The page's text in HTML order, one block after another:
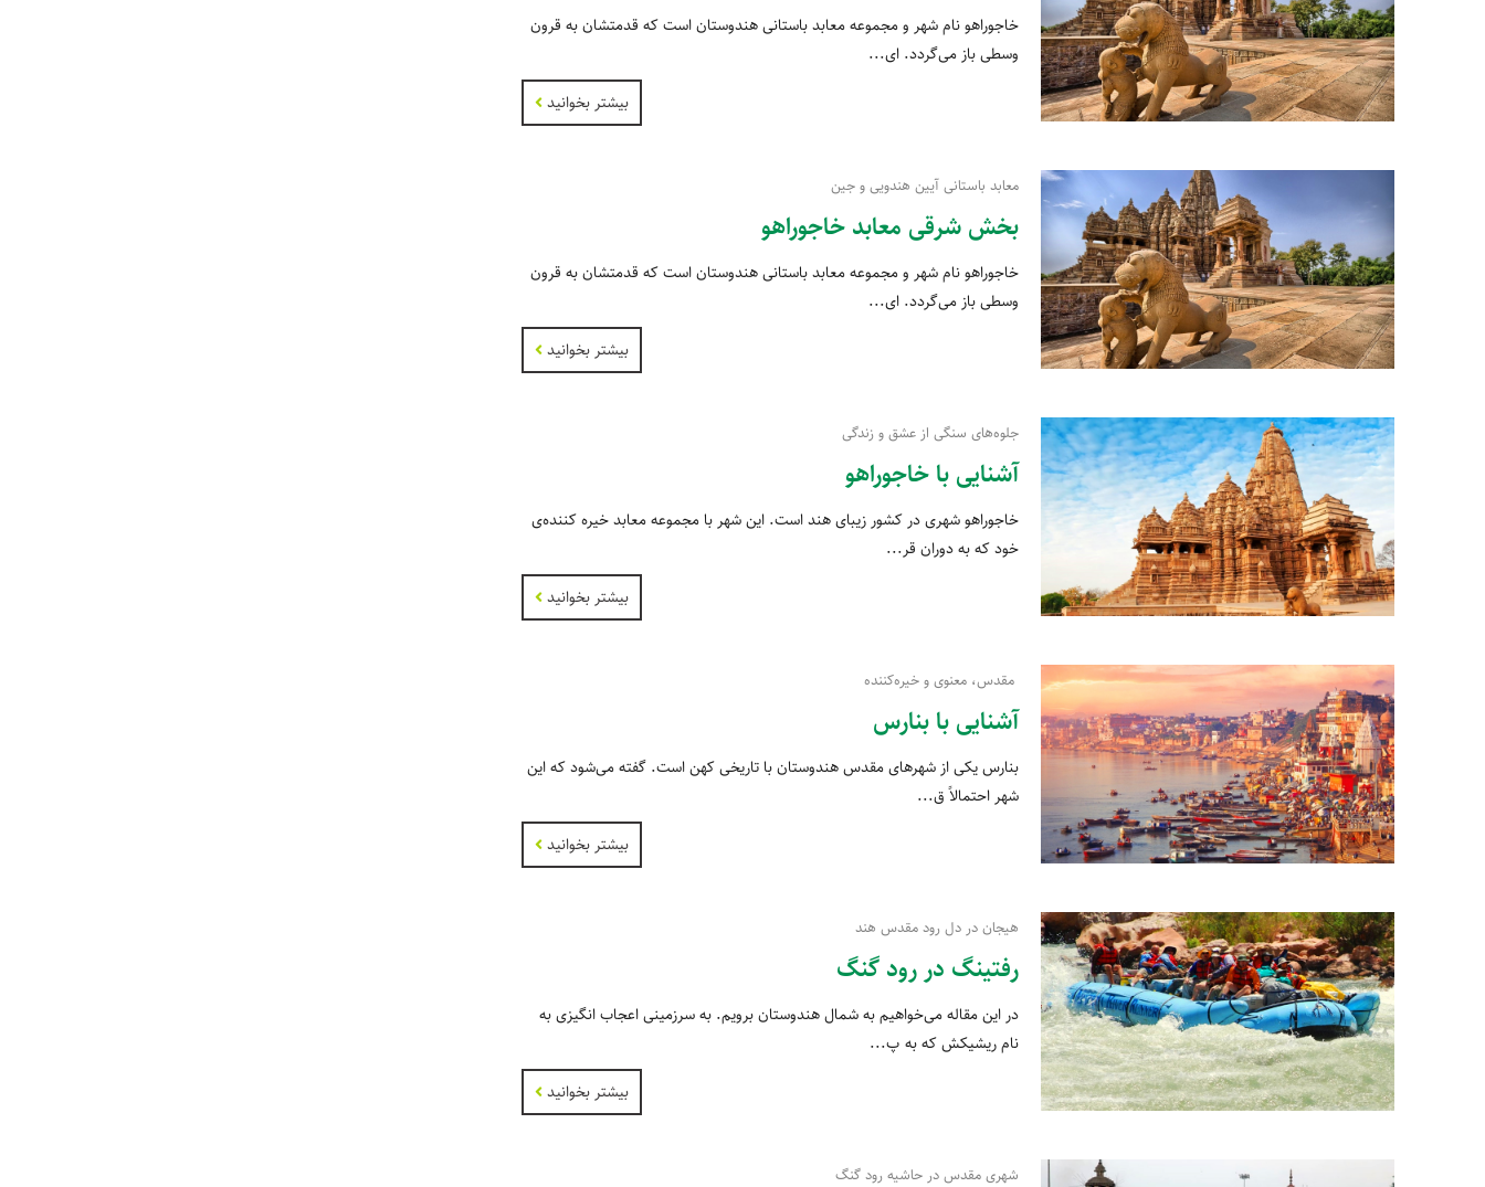
خاجوراهو نام شهر و مجموعه معابد باستانی هندوستان است که قدمتشان به قرون
وسطی باز می‌گردد. ای...
بیشتر بخوانید
معابد باستانی آیین هندویی و جین
بخش شرقی معابد خاجوراهو
خاجوراهو نام شهر و مجموعه معابد باستانی هندوستان است که قدمتشان به قرون
وسطی باز می‌گردد. ای...
بیشتر بخوانید
جلوه‌های سنگی از عشق و زندگی
آشنایی با خاجوراهو
خاجوراهو شهری در کشور زیبای هند است. این شهر با مجموعه معابد خیره کننده‌ی
خود که به دوران قر...
بیشتر بخوانید
مقدس، معنوی و خیره‌کننده
آشنایی با بنارس
بنارس یکی از شهرهای مقدس هندوستان با تاریخی کهن است. گفته می‌شود که این
شهر احتمالاً ق...
بیشتر بخوانید
هیجان در دل رود مقدس هند
رفتینگ در رود گنگ
در این مقاله می‌خواهیم به شمال هندوستان برویم. به سرزمینی اعجاب انگیزی به
نام ریشیکش که به پ...
بیشتر بخوانید
شهری مقدس در حاشیه رود گنگ